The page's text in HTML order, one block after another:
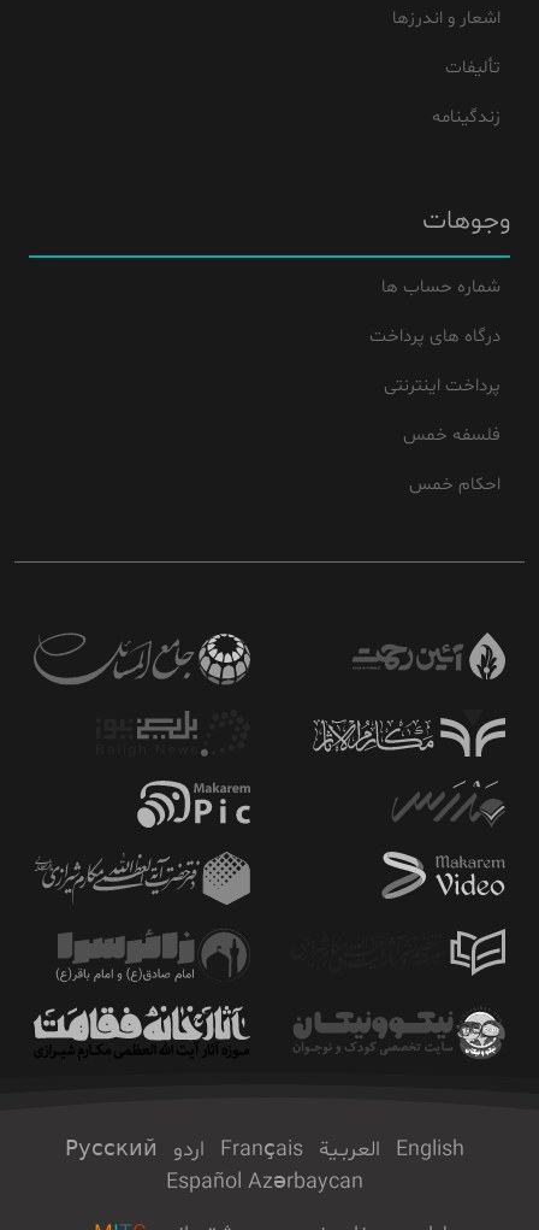
اشعار و اندرزها
تألیفات
زندگینامه
وجوهات
شماره حساب ها
درگاه های پرداخت
پرداخت اینترنتی
فلسفه خمس
احکام خمس
English العربـیة Français اردو
Русский
Azərbaycan
Español